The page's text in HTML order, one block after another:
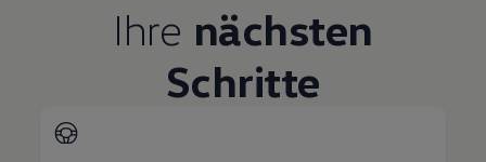
Ihre nächsten
Schritte